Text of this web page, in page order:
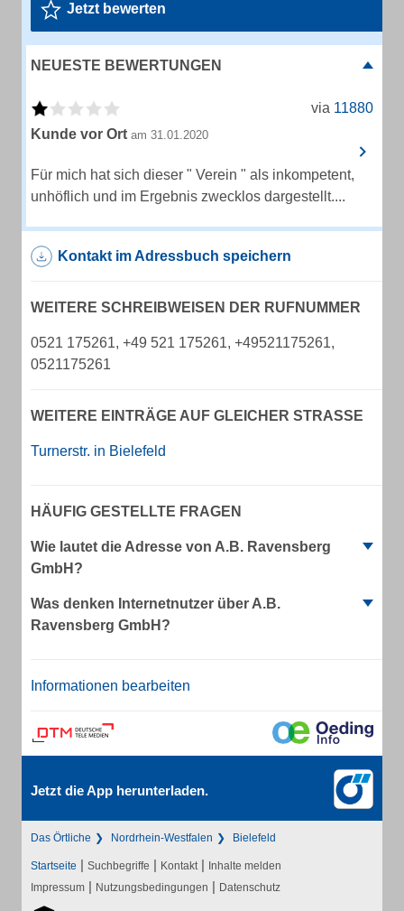
Jetzt bewerten
NEUESTE BEWERTUNGEN
via 11880
Kunde vor Ort am 31.01.2020
Für mich hat sich dieser " Verein " als inkompetent,
unhöflich und im Ergebnis zwecklos dargestellt....
Kontakt im Adressbuch speichern
WEITERE SCHREIBWEISEN DER RUFNUMMER
0521 175261, +49 521 175261, +49521175261,
0521175261
WEITERE EINTRÄGE AUF GLEICHER STRASSE
Turnerstr. in Bielefeld
HÄUFIG GESTELLTE FRAGEN
Wie lautet die Adresse von A.B. Ravensberg
GmbH?
Was denken Internetnutzer über A.B.
Ravensberg GmbH?
Informationen bearbeiten
Jetzt die App herunterladen.
Das Örtliche Nordrhein-Westfalen Bielefeld
Startseite | Suchbegriffe | Kontakt | Inhalte melden
Impressum | Nutzungsbedingungen | Datenschutz